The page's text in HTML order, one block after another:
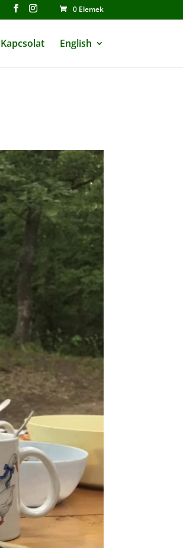
0 Elemek
Kapcsolat English